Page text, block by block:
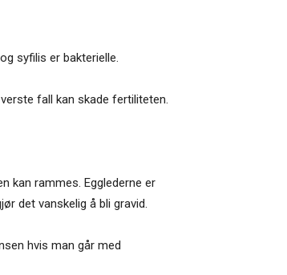
syfilis er bakterielle.
fall kan skade fertiliteten.
kan rammes. Egglederne er
det vanskelig å bli gravid.
hvis man går med